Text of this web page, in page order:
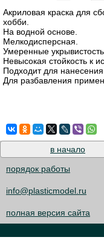
Акриловая краска для
хобби.
На водной основе.
Мелкодисперсная.
Умеренные укрывистость
Невысокая стойкость к
Подходит для
Для разбавления
в начало
порядок работы
info@plasticmodel.ru
полная версия сайта